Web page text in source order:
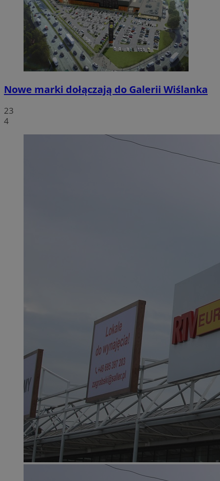
Nowe marki dołączają do Galerii Wiślanka
23
4